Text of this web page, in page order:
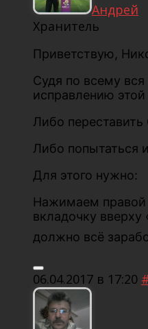
Андрей
Хранитель
Приветствую,
Судя по всему
исправлению этой
Либо
Либо попытаться
Для этого нужно:
Нажимаем правой
вкладочку
должно всё
06.04.2017 в 17:20